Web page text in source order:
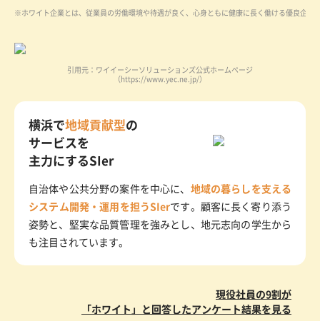
※ホワイト企業とは、従業員の労働環境や待遇が良く、心身ともに健康に長く働ける優良企業
引用元：ワイイーシーソリューションズ公式ホームページ
（https://www.yec.ne.jp/）
横浜で地域貢献型の
サービスを
主力にするSIer
自治体や公共分野の案件を中心に、 地域の暮らしを支える
システム開発・運用を担うSIerです。顧客に長く寄り添う
姿勢と、堅実な品質管理を強みとし、地元志向の学生から
も注目されています。
現役社員の9割が
「ホワイト」と回答したアンケート結果を見る